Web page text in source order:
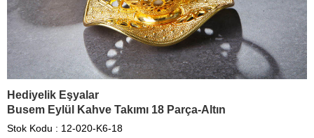
Hediyelik Eşyalar
Busem Eylül Kahve Takımı 18 Parça-Altın
Stok Kodu 12-020-K6-18